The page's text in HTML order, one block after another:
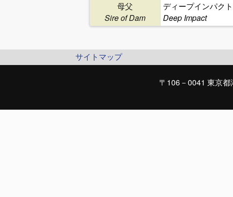
母父
Sire of Dam
ディープインパクト
Deep Impact
サイトマップ
〒106－0041 東京